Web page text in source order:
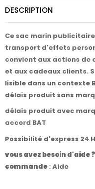
DESCRIPTION
Ce sac marin
transport d'effets
convient aux actions de
et aux cadeaux clients.
lisible dans un contexte
délais produit sans
délais produit avec
accord BAT
Possibilité d'express 24
vous avez besoin d'aide
commande : Aide